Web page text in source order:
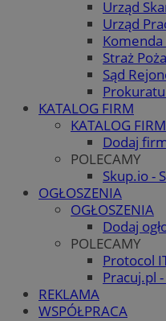
Urząd
Urząd
Straż
Sąd
KATALOG FIRM
KATALOG FIRM
Dodaj
POLECAMY
Skup.io -
OGŁOSZENIA
OGŁOSZENIA
Dodaj
POLECAMY
Protocol
Pracuj.pl
REKLAMA
WSPÓŁPRACA